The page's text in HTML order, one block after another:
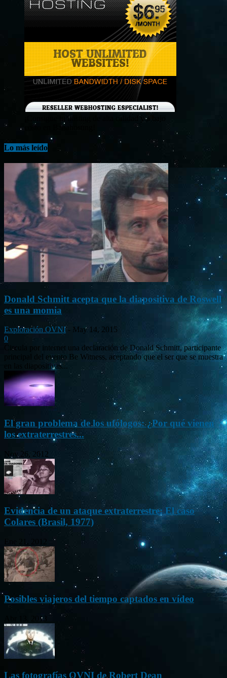
¡Consigue tu hosting de alta calidad y a bajo
costo en Banahosting!
Lo más leído
Donald Schmitt acepta que la diapositiva de Roswell
es una momia
Exploración OVNI - May 14, 2015
0
Circula por internet una declaración de Donald Schmitt, participante
principal del evento Be Witness, aceptando que el ser que se muestra
en las diapositivas...
El gran problema de los ufólogos: ¿Por qué vienen
los extraterrestres...
Nov 26, 2012
Evidencia de un ataque extraterrestre: El caso
Colares (Brasil, 1977)
Posibles viajeros del tiempo captados en vídeo
Abr 13, 2013
Las fotografías OVNI de Robert Dean